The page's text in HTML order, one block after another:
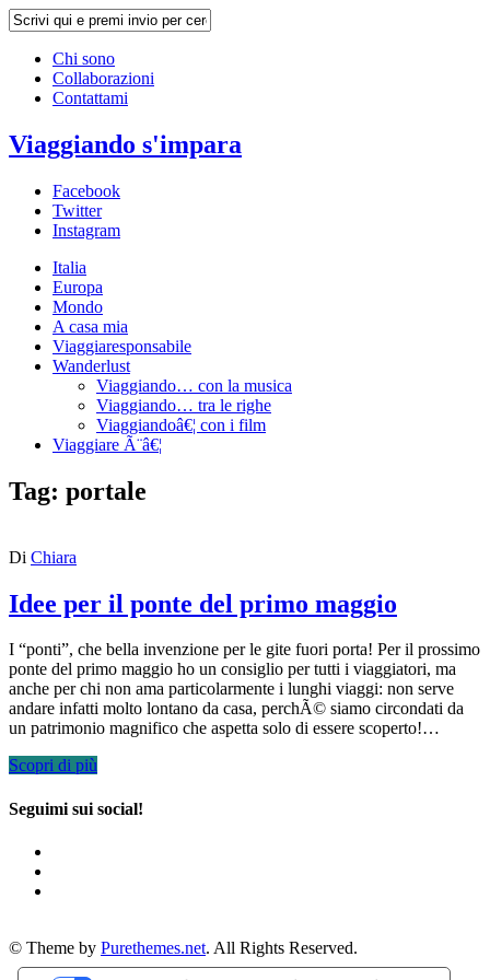
Chi sono
Collaborazioni
Contattami
Viaggiando s'impara
Facebook
Twitter
Instagram
Italia
Europa
Mondo
A casa mia
Viaggiaresponsabile
Wanderlust
Viaggiando… con la musica
Viaggiando… tra le righe
Viaggiandoâ€¦ con i film
Viaggiare Ã¨â€¦
Tag: portale
Di Chiara
Idee per il ponte del primo maggio
I “ponti”, che bella invenzione per le gite fuori porta! Per il prossimo
ponte del primo maggio ho un consiglio per tutti i viaggiatori, ma
anche per chi non ama particolarmente i lunghi viaggi: non serve
andare infatti molto lontano da casa, perchÃ© siamo circondati da
un patrimonio magnifico che aspetta solo di essere scoperto!…
Scopri di più
Seguimi sui social!
© Theme by Purethemes.net. All Rights Reserved.